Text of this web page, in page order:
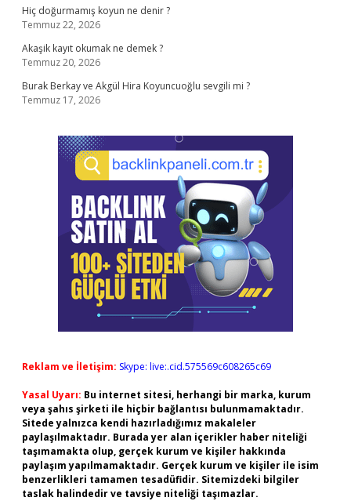
Hiç doğurmamış koyun ne denir ?
Temmuz 22, 2026
Akaşik kayıt okumak ne demek ?
Temmuz 20, 2026
Burak Berkay ve Akgül Hira Koyuncuoğlu sevgili mi ?
Temmuz 17, 2026
Reklam ve İletişim: Skype: live:.cid.575569c608265c69
Yasal Uyarı: Bu internet sitesi, herhangi bir marka, kurum
veya şahıs şirketi ile hiçbir bağlantısı bulunmamaktadır.
Sitede yalnızca kendi hazırladığımız makaleler
paylaşılmaktadır. Burada yer alan içerikler haber niteliği
taşımamakta olup, gerçek kurum ve kişiler hakkında
paylaşım yapılmamaktadır. Gerçek kurum ve kişiler ile isim
benzerlikleri tamamen tesadüfidir. Sitemizdeki bilgiler
taslak halindedir ve tavsiye niteliği taşımazlar.